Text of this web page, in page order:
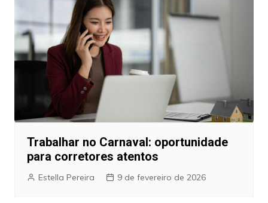
Trabalhar no Carnaval: oportunidade
para corretores atentos
Estella Pereira 9 de fevereiro de 2026